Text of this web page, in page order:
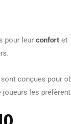
pour leur confort et
conçues pour
joueurs les